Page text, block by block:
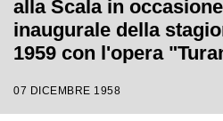
alla Scala in
inaugurale della
1959 con l'opera
regia di Margherita
07 DICEMBRE 1958